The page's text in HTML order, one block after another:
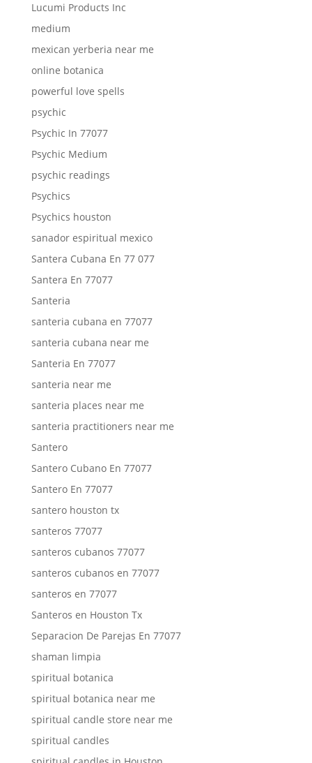
Lucumi Products Inc
medium
mexican yerberia near me
online botanica
powerful love spells
psychic
Psychic In 77077
Psychic Medium
psychic readings
Psychics
Psychics houston
sanador espiritual mexico
Santera Cubana En 77 077
Santera En 77077
Santeria
santeria cubana en 77077
santeria cubana near me
Santeria En 77077
santeria near me
santeria places near me
santeria practitioners near me
Santero
Santero Cubano En 77077
Santero En 77077
santero houston tx
santeros 77077
santeros cubanos 77077
santeros cubanos en 77077
santeros en 77077
Santeros en Houston Tx
Separacion De Parejas En 77077
shaman limpia
spiritual botanica
spiritual botanica near me
spiritual candle store near me
spiritual candles